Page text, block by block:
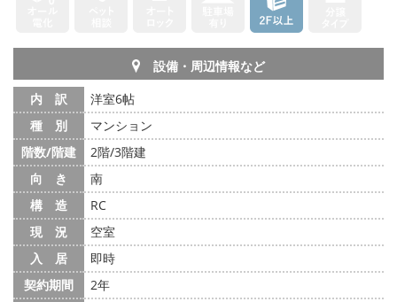
設備・周辺情報など
内 訳
洋室6帖
種 別
マンション
階数/階建
2階/3階建
向 き
南
構 造
RC
現 況
空室
入 居
即時
契約期間
2年